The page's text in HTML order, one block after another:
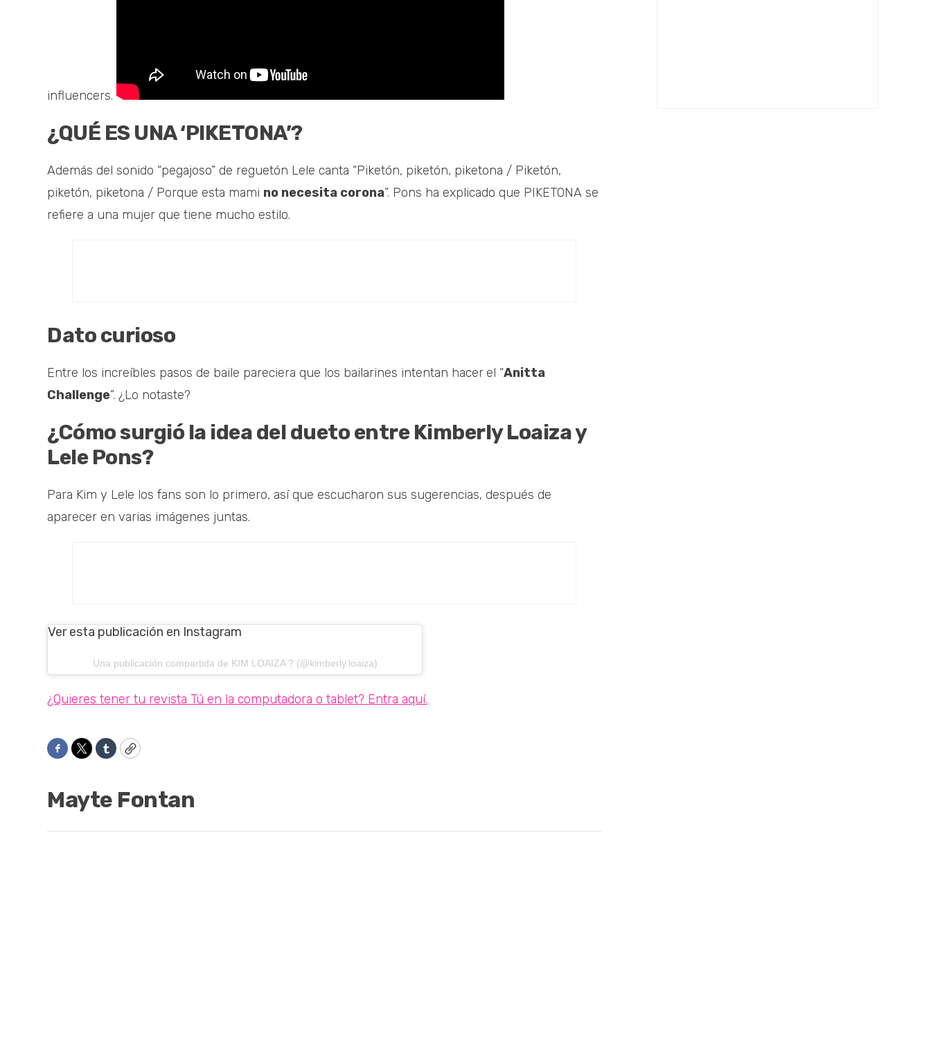
influencers.
¿QUÉ ES UNA ‘PIKETONA’?
Además del sonido “pegajoso” de reguetón Lele canta “Piketón, piketón, piketona / Piketón,
piketón, piketona / Porque esta mami no necesita corona”. Pons ha explicado que PIKETONA se
refiere a una mujer que tiene mucho estilo.
Dato curioso
Entre los increíbles pasos de baile pareciera que los bailarines intentan hacerel “Anitta
Challenge”. ¿Lo notaste?
¿Cómo surgió la idea del dueto entre Kimberly Loaiza y
Lele Pons?
Para Kim y Lele los fans son lo primero, así que escucharon sus sugerencias, después de
aparecer en varias imágenes juntas.
Ver esta publicación en Instagram
Una publicación compartida de KIM LOAIZA ? (@kimberly.loaiza)
¿Quieres tener tu revista Tú en la computadora o tablet? Entra aquí.
Facebook
TwitterTumblrCopy
Mayte Fontan